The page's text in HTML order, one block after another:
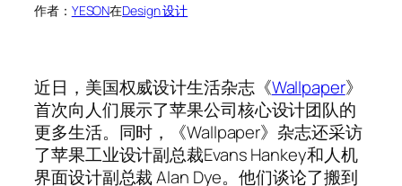
作者： YESON在Design 设计
近日，美国权威设计生活杂志《Wallpaper》
首次向人们展示了苹果公司核心设计团队的
更多生活。同时，《Wallpaper》杂志还采访
了苹果工业设计副总裁Evans Hankey和人机
界面设计副总裁 Alan Dye。他们谈论了搬到